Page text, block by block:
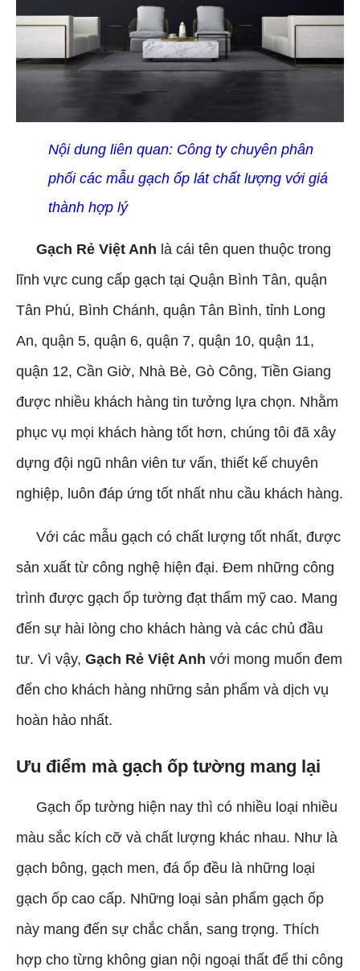
Nội dung liên quan: Công ty chuyên phân
phối các mẫu gạch ốp lát chất lượng với giá
thành hợp lý
Gạch Rẻ Việt Anh là cái tên quen thuộc trong
lĩnh vực cung cấp gạch tại Quận Bình Tân, quận
Tân Phú, Bình Chánh, quận Tân Bình, tỉnh Long
An, quận 5, quận 6, quận 7, quận 10, quận 11,
quận 12, Cần Giờ, Nhà Bè, Gò Công, Tiền Giang
được nhiều khách hàng tin tưởng lựa chọn. Nhằm
phục vụ mọi khách hàng tốt hơn, chúng tôi đã xây
dựng đội ngũ nhân viên tư vấn, thiết kế chuyên
nghiệp, luôn đáp ứng tốt nhất nhu cầu khách hàng.
Với các mẫu gạch có chất lượng tốt nhất, được
sản xuất từ công nghệ hiện đại. Đem những công
trình được gạch ốp tường đạt thẩm mỹ cao. Mang
đến sự hài lòng cho khách hàng và các chủ đầu
tư. Vì vậy, Gạch Rẻ Việt Anh với mong muốn đem
đến cho khách hàng những sản phẩm và dịch vụ
hoàn hảo nhất.
Ưu điểm mà gạch ốp tường mang lại
Gạch ốp tường hiện nay thì có nhiều loại nhiều
màu sắc kích cỡ và chất lượng khác nhau. Như là
gạch bông, gạch men, đá ốp đều là những loại
gạch ốp cao cấp. Những loại sản phẩm gạch ốp
này mang đến sự chắc chắn, sang trọng. Thích
hợp cho từng không gian nội ngoại thất để thi công